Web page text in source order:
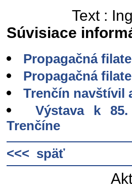
Text :
Súvisiace
Propagačná
Propagačná
Trenčín navštívil
Výstava k
Trenčíne
<<< späť